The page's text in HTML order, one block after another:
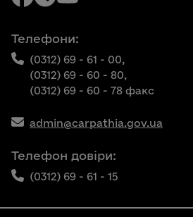
Телефони:
(0312) 69 - 61 - 00,
(0312) 69 - 60 - 80,
(0312) 69 - 60 - 78 факс
admin@carpathia.gov.ua
Телефон довіри:
(0312) 69 - 61 - 15